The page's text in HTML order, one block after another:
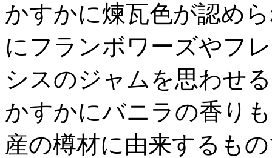
かすかに煉瓦色が認め
にフランボワーズやフ
シスのジャムを思わせ
かすかにバニラの香り
産の樽材に由来するも